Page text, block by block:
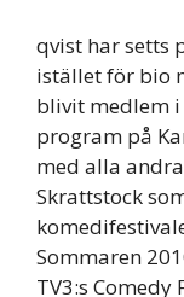
qvist har setts
istället för bio
blivit medlem i
program på
med alla
Skrattstock
Sommaren
TV3:s